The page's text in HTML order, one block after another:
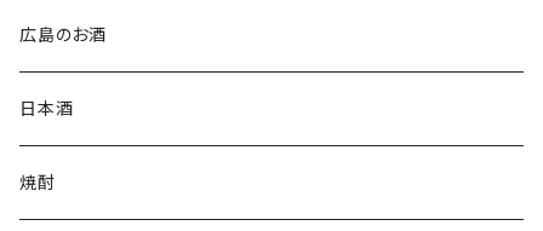
広島のお酒
日本酒
焼酎